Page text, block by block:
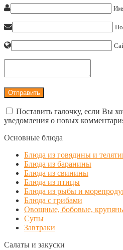
Поставить галочку, если Вы
уведомления о новых
Основные блюда
Блюда из говядины и
Блюда из баранины
Блюда из свинины
Блюда из птицы
Блюда из рыбы и
Блюда с грибами
Овощные, бобовые,
Супы
Завтраки
Салаты и закуски